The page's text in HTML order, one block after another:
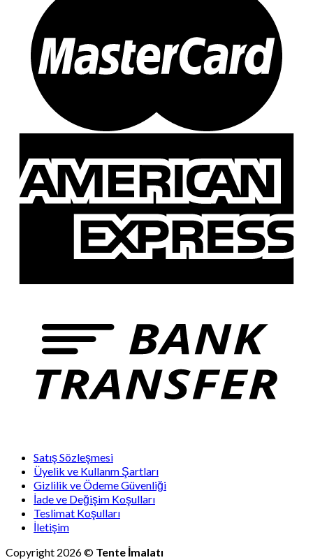
Satış Sözleşmesi
Üyelik ve Kullanm Şartları
Gizlilik ve Ödeme Güvenliği
İade ve Değişim Koşulları
Teslimat Koşulları
İletişim
Copyright 2026 © Tente İmalatı